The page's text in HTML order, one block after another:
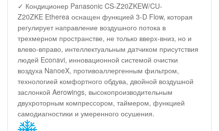
✓ Кондиционер Panasonic CS-Z20ZKEW/CU-
Z20ZKE Etherea оснащен функцией 3-D Flow, которая
регулирует направление воздушного потока в
трехмерном пространстве, не только вверх-вниз, но и
влево-вправо, интеллектуальным датчиком присутствия
людей Econavi, инновационной системой очистки
воздуха NanoeX, противоаллергенным фильтром,
технологией комфортного обдува, двойной воздушной
заслонкой Aerowings, высокопроизводительным
двухроторным компрессором, таймером, функцией
самодиагностики и умеренного осушения.